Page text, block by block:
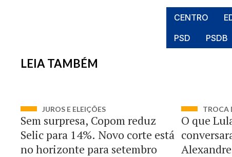
CENTRO
PSD
PSDB
LEIA TAMBÉM
JUROS E ELEIÇÕES
Sem surpresa, Copom reduz
Selic para 14%. Novo corte está
no horizonte para setembro
TROCA
O que